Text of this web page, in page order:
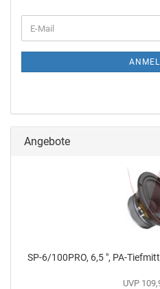
Angebote
SP-6/100PRO, 6,5 ", PA-
UVP